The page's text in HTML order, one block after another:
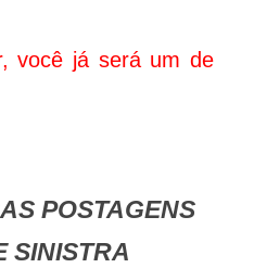
você já será um de
POSTAGENS
SINISTRA